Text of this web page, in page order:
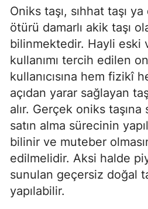
Oniks taşı, sıhhat taşı ya
ötürü damarlı akik taşı
bilinmektedir. Hayli eski
kullanımı tercih edilen
kullanıcısına hem fizikî
açıdan yarar sağlayan
alır. Gerçek oniks
satın alma sürecinin
bilinir ve muteber
edilmelidir. Aksi halde
sunulan geçersiz doğal
yapılabilir.